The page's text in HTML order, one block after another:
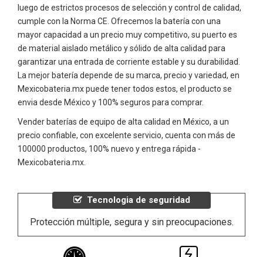
luego de estrictos procesos de selección y control de calidad,
cumple con la Norma CE. Ofrecemos la batería con una
mayor capacidad a un precio muy competitivo, su puerto es
de material aislado metálico y sólido de alta calidad para
garantizar una entrada de corriente estable y su durabilidad.
La mejor batería depende de su marca, precio y variedad, en
Mexicobateria.mx puede tener todos estos, el producto se
envia desde México y 100% seguros para comprar.
Vender baterías de equipo de alta calidad en México, a un
precio confiable, con excelente servicio, cuenta con más de
100000 productos, 100% nuevo y entrega rápida -
Mexicobateria.mx.
Tecnologia de seguridad
Protección múltiple, segura y sin preocupaciones.